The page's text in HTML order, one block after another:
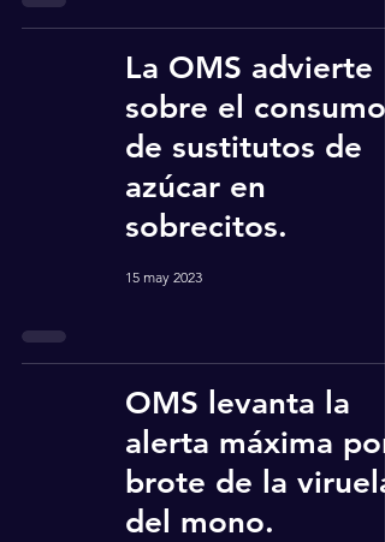
La OMS advierte
sobre el consumo
de sustitutos de
azúcar en
sobrecitos.
15 may 2023
OMS levanta la
alerta máxima por
brote de la viruela
del mono.